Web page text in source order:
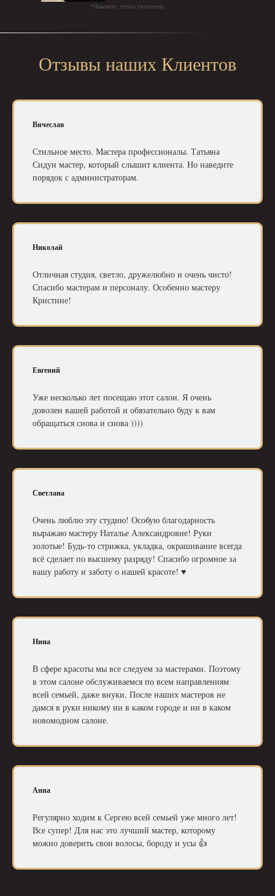
*Нажмите, чтобы увеличить
Отзывы наших Клиентов
Вячеслав
Стильное место. Мастера профессионалы. Татьяна
Сидун мастер, который слышит клиента. Но наведите
порядок с администраторам.
Николай
Отличная студия, светло, дружелюбно и очень чисто!
Спасибо мастерам и персоналу. Особенно мастеру
Кристине!
Евгений
Уже несколько лет посещаю этот салон. Я очень
доволен вашей работой и обязательно буду к вам
обращаться снова и снова ))))
Светлана
Очень люблю эту студию! Особую благодарность
выражаю мастеру Наталье Александровне! Руки
золотые! Будь-то стрижка, укладка, окрашивание всегда
всё сделает по высшему разряду! Спасибо огромное за
вашу работу и заботу о нашей красоте! ♥️
Нина
В сфере красоты мы все следуем за мастерами. Поэтому
в этом салоне обслуживаемся по всем направлениям
всей семьей, даже внуки. После наших мастеров не
дамся в руки никому ни в каком городе и ни в каком
новомодном салоне.
Анна
Регулярно ходим к Сергею всей семьей уже много лет!
Все супер! Для нас это лучший мастер, которому
можно доверить свои волосы, бороду и усы 👍